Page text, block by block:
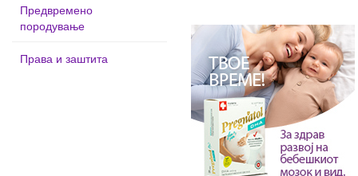
Предвремено
породување
Права и заштита